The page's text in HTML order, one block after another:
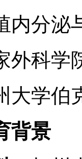
分泌与
科学院
学伯克
景